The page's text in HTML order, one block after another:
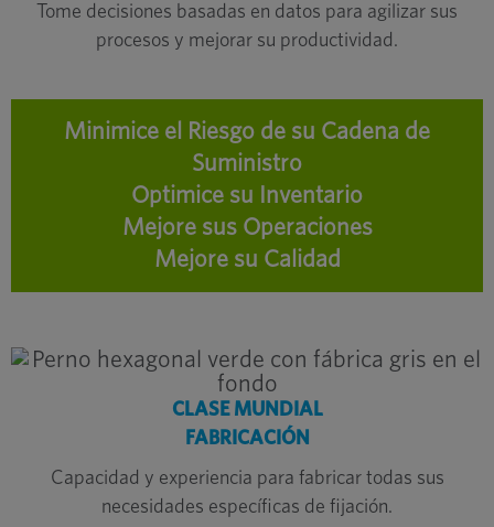
Tome decisiones basadas en datos para agilizar sus
procesos y mejorar su productividad.
Minimice el Riesgo de su Cadena de
Suministro
Optimice su Inventario
Mejore sus Operaciones
Mejore su Calidad
CLASE MUNDIAL
FABRICACIÓN
Capacidad y experiencia para fabricar todas sus
necesidades específicas de fijación.